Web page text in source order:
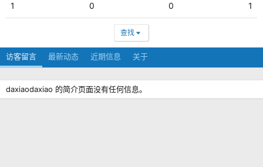
1 0 0 1
查找
访客留言 最新动态 近期信息 关于
daxiaodaxiao 的简介页面没有任何信息。